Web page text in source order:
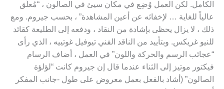
الكامل. لكن العمل وُضِع في مكان سيئ في الصالون ، “مُعلَّق
عالياً للغاية … لإخفائه عن أعين المشاهدة” ، بحسب جيروم. ومع
ذلك ، لا يزال يحظى بإشادة من النقاد ، ودفعه إلى الطليعة كقائد
للنيو غريكس. وبتأييد من الناقد الفني تيوفيل غوتييه ، الذي رأى
“عجائب الرسم والحركة واللون” في العمل ، أضاف الرسام
فيكتور موتيز إلى الثناء عندما قال إن جيروم كانت “لؤلؤة
الصالون” (أشاد بالفعل بعمل معروض على طول -جانب المفكر